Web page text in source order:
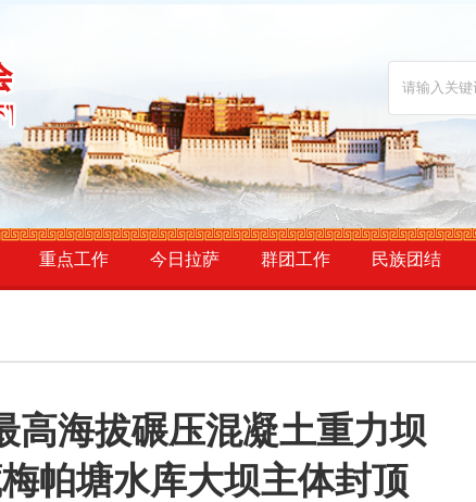
重点工作 今日拉萨 群团工作 民族团结
高海拔碾压混凝土重力坝
帕塘水库大坝主体封顶